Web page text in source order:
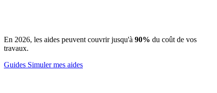
En 2026, les aides peuvent couvrir jusqu'à 90% du coût de vos
travaux.
Guides Simuler mes aides